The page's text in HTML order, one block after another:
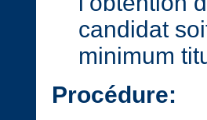
candidat
minimum
Procédure: